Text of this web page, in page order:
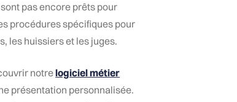
pas encore prêts pour
procédures spécifiques pour
les huissiers et les juges.
notrelogiciel métier
présentation personnalisée.